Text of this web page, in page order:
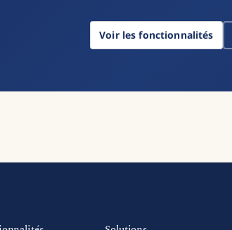
Voir les fonctionnalités